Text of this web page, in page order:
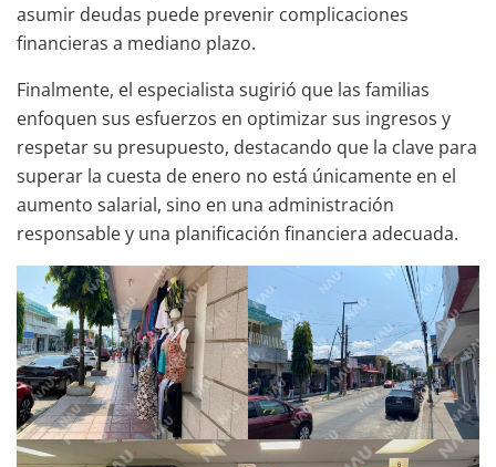
asumir deudas puede prevenir complicaciones
financieras a mediano plazo.
Finalmente, el especialista sugirió que las familias
enfoquen sus esfuerzos en optimizar sus ingresos y
respetar su presupuesto, destacando que la clave para
superar la cuesta de enero no está únicamente en el
aumento salarial, sino en una administración
responsable y una planificación financiera adecuada.